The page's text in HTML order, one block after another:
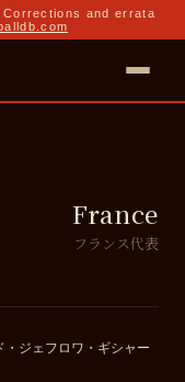
and errata
France
フランス代表
・ジェフロワ・ギシャー